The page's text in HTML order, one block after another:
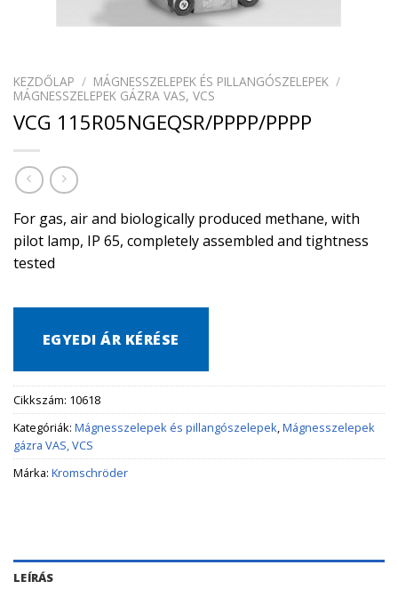
KEZDŐLAP / MÁGNESSZELEPEK ÉS PILLANGÓSZELEPEK /
MÁGNESSZELEPEK GÁZRA VAS, VCS
VCG 115R05NGEQSR/PPPP/PPPP
For gas, air and biologically produced methane, with
pilot lamp, IP 65, completely assembled and tightness
tested
EGYEDI ÁR KÉRÉSE
Cikkszám: 10618
Kategóriák: Mágnesszelepek és pillangószelepek,Mágnesszelepek
gázra VAS, VCS
Márka: Kromschröder
LEÍRÁS